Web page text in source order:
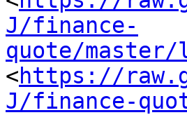
J/finance-
quote/master/
<https://
J/finance-